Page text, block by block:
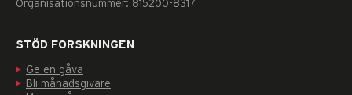
Organisationsnummer: 815200-8317
STÖD FORSKNINGEN
Ge en gåva
Bli månadsgivare
Nödvändiga